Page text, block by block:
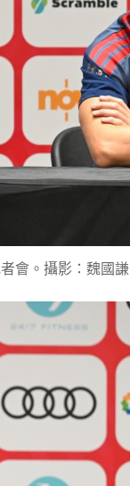
會。攝影：魏國謙